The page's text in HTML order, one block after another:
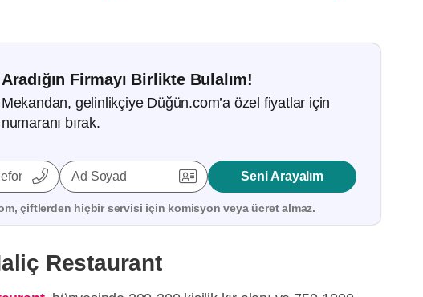
Aradığın Firmayı Birlikte Bulalım!
Mekandan, gelinlikçiye Düğün.com’a özel fiyatlar için
numaranı bırak.
Ad Soyad Seni Arayalım
çiftlerden hiçbir servisi için komisyon veya ücret almaz.
Restaurant